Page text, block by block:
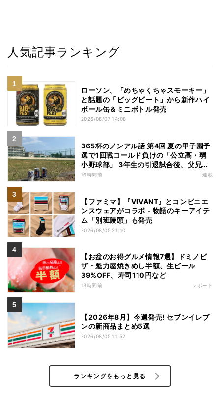
人気記事ランキング
ローソン、「めちゃくちゃスモーキー」
と話題の「ビッグピート」から新作ハイ
ボール缶＆ミニボトル発売
2026/08/07 14:08
365杯のノンアル話 第4回 夏の甲子園予
選で1回戦コールド負けの「公立高・弱
小野球部」 3年生の引退試合後、父兄
が“現場”で取り出したのは……
16時間前 連載
【ファミマ】『VIVANT』とコンビニエ
ンスウェアがコラボ - 物語のキーアイテ
ム「別班饅頭」も発売
2026/08/05 21:10
【お盆のお得グルメ情報7選】ドミノピ
ザ・魁力屋焼きめし半額、生ビール
39%OFF、寿司110円など
13時間前 レポート
【2026年8月】今週発売! セブンイレブ
ンの新商品まとめ5選
2026/08/05 11:52
ランキングをもっと見る